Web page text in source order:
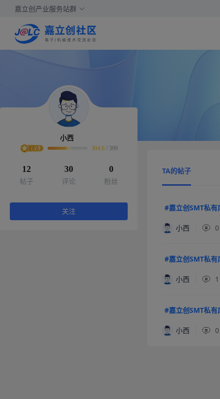
嘉立创产业服务站群
小西
304.6 / 399
12
帖子
30
评论
0
粉丝
关注
TA的帖子
#嘉立创SMT私
小西 0
#嘉立创SMT私
小西 1
#嘉立创SMT私
小西 0